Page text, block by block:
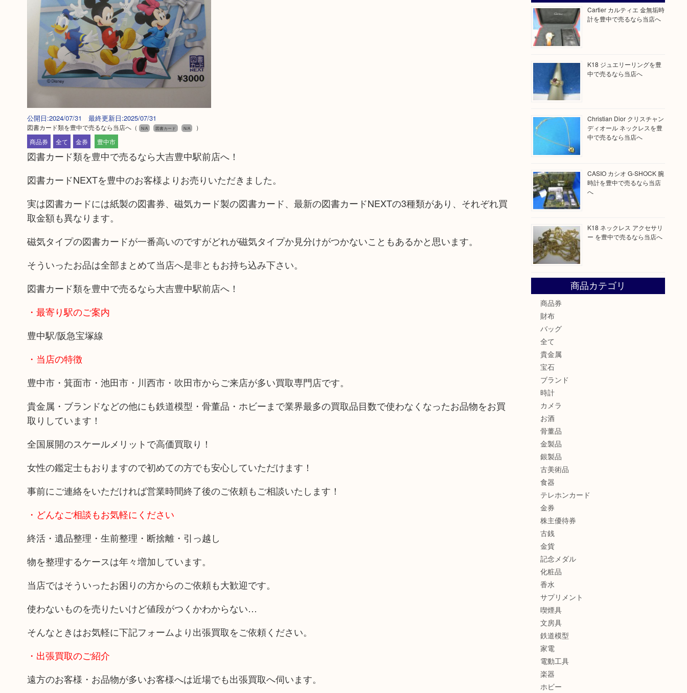
公開日:2024/07/31 最終更新日:2025/07/31
図書カード類を豊中で売るなら当店へ（ N/A 図書カード N/A
）
商品券
全て 金券 豊中市
図書カード類を豊中で売るなら大吉豊中駅前店へ！
図書カードNEXTを豊中のお客様よりお売りいただきました。
実は図書カードには紙製の図書券、磁気カード製の図書カード、最新の図書カードNEXTの3種類があり、それぞれ買
取金額も異なります。
磁気タイプの図書カードが一番高いのですがどれが磁気タイプか見分けがつかないこともあるかと思います。
そういったお品は全部まとめて当店へ是非ともお持ち込み下さい。
図書カード類を豊中で売るなら大吉豊中駅前店へ！
・最寄り駅のご案内
豊中駅/阪急宝塚線
・当店の特徴
豊中市・箕面市・池田市・川西市・吹田市からご来店が多い買取専門店です。
貴金属・ブランドなどの他にも鉄道模型・骨董品・ホビーまで業界最多の買取品目数で使わなくなったお品物をお買
取りしています！
全国展開のスケールメリットで高価買取り！
女性の鑑定士もおりますので初めての方でも安心していただけます！
事前にご連絡をいただければ営業時間終了後のご依頼もご相談いたします！
・どんなご相談もお気軽にください
終活・遺品整理・生前整理・断捨離・引っ越し
物を整理するケースは年々増加しています。
当店ではそういったお困りの方からのご依頼も大歓迎です。
使わないものを売りたいけど値段がつくかわからない…
そんなときはお気軽に下記フォームより出張買取をご依頼ください。
・出張買取のご紹介
遠方のお客様・お品物が多いお客様へは近場でも出張買取へ伺います。
Cartier カルティエ 金無垢時
計を豊中で売るなら当店へ
K18 ジュエリーリングを豊
中で売るなら当店へ
Christian Dior クリスチャン
ディオール ネックレスを豊
中で売るなら当店へ
CASIO カシオ G-SHOCK 腕
時計を豊中で売るなら当店
へ
K18 ネックレス アクセサリ
ー を豊中で売るなら当店へ
商品カテゴリ
商品券
財布
バッグ
全て
貴金属
宝石
ブランド
時計
カメラ
お酒
骨董品
金製品
銀製品
古美術品
食器
テレホンカード
金券
株主優待券
古銭
金貨
記念メダル
化粧品
香水
サプリメント
喫煙具
文房具
鉄道模型
家電
電動工具
楽器
ホビー